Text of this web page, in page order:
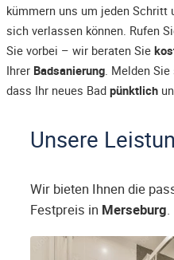
kümmern uns um jeden Schritt
sich verlassen können. Rufen
Sie vorbei – wir beraten Sie
Ihrer Badsanierung. Melden
dass Ihr neues Bad pünktlich
Unsere
Wir bieten Ihnen die
Festpreis in Merseburg.